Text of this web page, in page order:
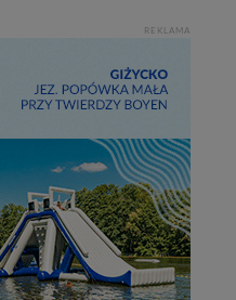
REKLAMA